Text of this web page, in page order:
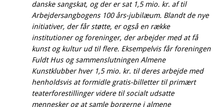
danske sangskat, og der er sat 1,5 mio. kr. af til
Arbejdersangbogens 100 års-jubilæum. Blandt de nye
initiativer, der får støtte, er også en række
institutioner og foreninger, der arbejder med at få
kunst og kultur ud til flere. Eksempelvis får foreningen
Fuldt Hus og sammenslutningen Almene
Kunstklubber hver 1,5 mio. kr. til deres arbejde med
henholdsvis at formidle gratis-billetter til primært
teaterforestillinger videre til socialt udsatte
mennesker og at samle borgerne i almene